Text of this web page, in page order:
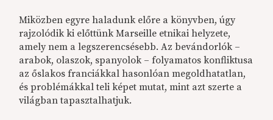
Miközben egyre haladunk előre a könyvben, úgy
rajzolódik ki előttünk Marseille etnikai helyzete,
amely nem a legszerencsésebb. Az bevándorlók –
arabok, olaszok, spanyolok – folyamatos konfliktusa
az őslakos franciákkal hasonlóan megoldhatatlan,
és problémákkal teli képet mutat, mint azt szerte a
világban tapasztalhatjuk.